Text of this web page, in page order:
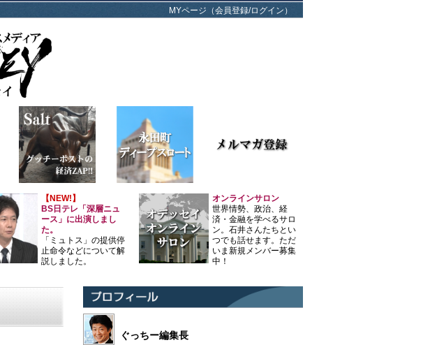
MYページ（会員登録/ログイン）
【NEW!】
BS日テレ「深層ニュ
ース」に出演しまし
た。
「ミュトス」の提供停
止命令などについて解
説しました。
オンラインサロン
世界情勢、政治、経
済・金融を学べるサロ
ン。石井さんたちとい
つでも話せます。ただ
いま新規メンバー募集
中！
ぐっちー編集長